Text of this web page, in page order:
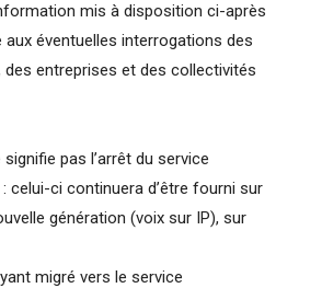
mis à disposition ci-après
aux éventuelles interrogations des
entreprises et des collectivités
signifie pas l’arrêt du service
celui-ci continuera d’être fourni sur
génération (voix sur IP), sur
migré vers le service